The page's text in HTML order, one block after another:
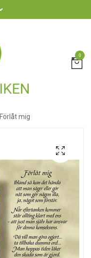
0
Förlåt mig